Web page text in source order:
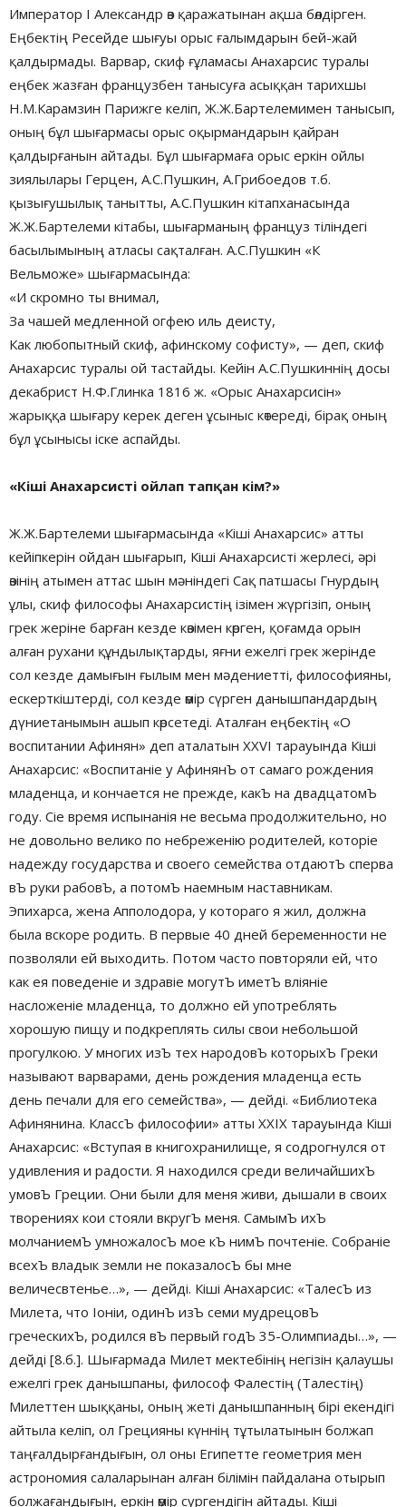
Император І Александр өз қаражатынан ақша бөлдірген.
Еңбектің Ресейде шығуы орыс ғалымдарын бей-жай
қалдырмады. Варвар, скиф ғұламасы Анахарсис туралы
еңбек жазған французбен танысуға асыққан тарихшы
Н.М.Карамзин Парижге келіп, Ж.Ж.Бартелемимен танысып,
оның бұл шығармасы орыс оқырмандарын қайран
қалдырғанын айтады. Бұл шығармаға орыс еркін ойлы
зиялылары Герцен, А.С.Пушкин, А.Грибоедов т.б.
қызығушылық танытты, А.С.Пушкин кітапханасында
Ж.Ж.Бартелеми кітабы, шығарманың француз тіліндегі
басылымының атласы сақталған. А.С.Пушкин «К
Вельможе» шығармасында:
«И скромно ты внимал,
За чашей медленной огфею иль деисту,
Как любопытный скиф, афинскому софисту», — деп, скиф
Анахарсис туралы ой тастайды. Кейін А.С.Пушкиннің досы
декабрист Н.Ф.Глинка 1816 ж. «Орыс Анахарсисін»
жарыққа шығару керек деген ұсыныс көтереді, бірақ оның
бұл ұсынысы іске аспайды.
«Кіші Анахарсисті ойлап тапқан кім?»
Ж.Ж.Бартелеми шығармасында «Кіші Анахарсис» атты
кейіпкерін ойдан шығарып, Кіші Анахарсисті жерлесі, әрі
өзінің атымен аттас шын мәніндегі Сақ патшасы Гнурдың
ұлы, скиф философы Анахарсистің ізімен жүргізіп, оның
грек жеріне барған кезде көзімен көрген, қоғамда орын
алған рухани құндылықтарды, яғни ежелгі грек жерінде
сол кезде дамығын ғылым мен мәдениетті, философияны,
ескерткіштерді, сол кезде өмір сүрген данышпандардың
дүниетанымын ашып көрсетеді. Аталған еңбектің «О
воспитании Афинян» деп аталатын ХХVI тарауында Кіші
Анахарсис: «Воспитаніе у АфинянЪ от самаго рождения
младенца, и кончается не прежде, какЪ на двадцатомЪ
году. Сіе время испынанія не весьма продолжительно, но
не довольно велико по небреженію родителей, которіе
надежду государства и своего семейства отдаютЪ сперва
вЪ руки рабовЪ, а потомЪ наемным наставникам.
Эпихарса, жена Апполодора, у котораго я жил, должна
была вскоре родить. В первые 40 дней беременности не
позволяли ей выходить. Потом часто повторяли ей, что
как ея поведеніе и здравіе могутЪ иметЪ вліяніе
насложеніе младенца, то должно ей употреблять
хорошую пищу и подкреплять силы свои небольшой
прогулкою. У многих изЪ тех народовЪ которыхЪ Греки
называют варварами, день рождения младенца есть
день печали для его семейства», — дейді. «Библиотека
Афинянина. КлассЪ философии» атты XXIX тарауында Кіші
Анахарсис: «Вступая в книгохранилище, я содрогнулся от
удивления и радости. Я находился среди величайшихЪ
умовЪ Греции. Они были для меня живи, дышали в своих
творениях кои стояли вкругЪ меня. СамымЪ ихЪ
молчаниемЪ умножалосЪ мое кЪ нимЪ почтеніе. Собраніе
всехЪ владык земли не показалосЪ бы мне
величесвтенье…», — дейді. Кіші Анахарсис: «ТалесЪ из
Милета, что Іоніи, одинЪ изЪ семи мудрецовЪ
греческихЪ, родился вЪ первый годЪ 35-Олимпиады…», —
дейді [8.б.]. Шығармада Милет мектебінің негізін қалаушы
ежелгі грек данышпаны, философ Фалестің (Талестің)
Милеттен шыққаны, оның жеті данышпанның бірі екендігі
айтыла келіп, ол Грецияны күннің тұтылатынын болжап
таңғалдырғандығын, ол оны Египетте геометрия мен
астрономия салаларынан алған білімін пайдалана отырып
болжағандығын, еркін өмір сүргендігін айтады. Кіші